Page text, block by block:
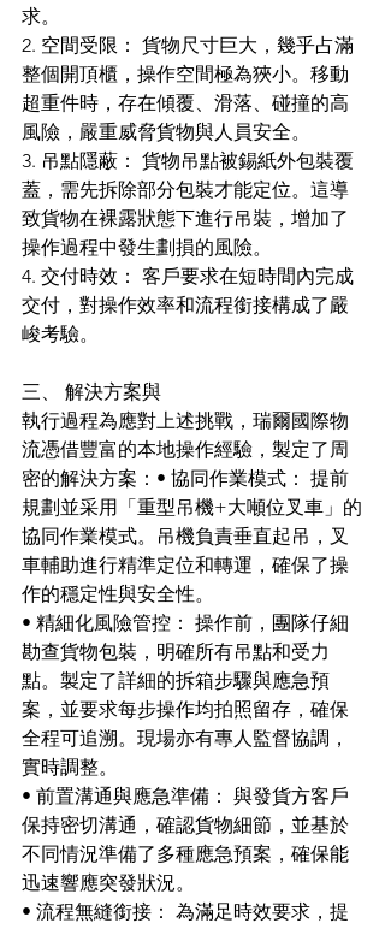
求。
2. 空間受限： 貨物尺寸巨大，幾乎占滿
整個開頂櫃，操作空間極為狹小。移動
超重件時，存在傾覆、滑落、碰撞的高
風險，嚴重威脅貨物與人員安全。
3. 吊點隱蔽： 貨物吊點被錫紙外包裝覆
蓋，需先拆除部分包裝才能定位。這導
致貨物在裸露狀態下進行吊裝，增加了
操作過程中發生劃損的風險。
4. 交付時效： 客戶要求在短時間內完成
交付，對操作效率和流程銜接構成了嚴
峻考驗。
三、 解決方案與
執行過程為應對上述挑戰，瑞爾國際物
流憑借豐富的本地操作經驗，製定了周
密的解決方案：• 協同作業模式： 提前
規劃並采用「重型吊機+大噸位叉車」的
協同作業模式。吊機負責垂直起吊，叉
車輔助進行精準定位和轉運，確保了操
作的穩定性與安全性。
• 精細化風險管控： 操作前，團隊仔細
勘查貨物包裝，明確所有吊點和受力
點。製定了詳細的拆箱步驟與應急預
案，並要求每步操作均拍照留存，確保
全程可追溯。現場亦有專人監督協調，
實時調整。
• 前置溝通與應急準備： 與發貨方客戶
保持密切溝通，確認貨物細節，並基於
不同情況準備了多種應急預案，確保能
迅速響應突發狀況。
• 流程無縫銜接： 為滿足時效要求，提